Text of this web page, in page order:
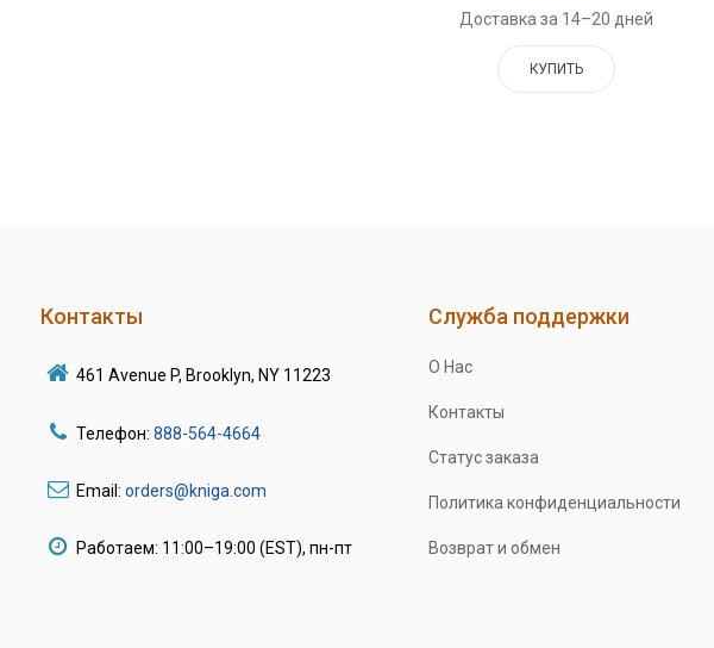
Доставка за 14–20 дней
КУПИТЬ
Контакты
461 Avenue P, Brooklyn, NY 11223
Телефон: 888-564-4664
Email: orders@kniga.com
Работаем: 11:00–19:00 (EST), пн-пт
Служба поддержки
О Нас
Контакты
Статус заказа
Политика конфиденциальности
Возврат и обмен